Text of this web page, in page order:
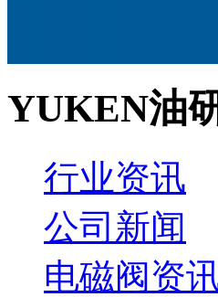
YUKEN油
行业资讯
公司新闻
电磁阀资